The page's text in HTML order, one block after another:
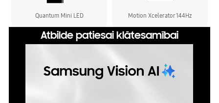
Quantum Mini LED Motion Xcelerator 144Hz
Atbilde patiesai klātesamībai